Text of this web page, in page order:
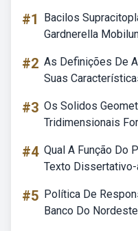
#1
Bacilos
Gardnerella
#2 As Definições De
Suas
#3 Os Solidos
Tridimensionais
#4 Qual A Função Do
Texto
#5 Política De
Banco Do